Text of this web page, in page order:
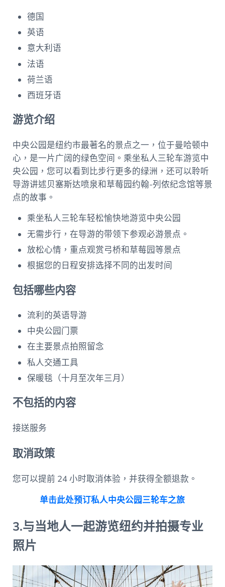
德国
英语
意大利语
法语
荷兰语
西班牙语
游览介绍
中央公园是纽约市最著名的景点之一，位于曼哈顿中
心，是一片广阔的绿色空间。乘坐私人三轮车游览中
央公园，您可以看到比步行更多的绿洲，还可以聆听
导游讲述贝塞斯达喷泉和草莓园约翰-列侬纪念馆等景
点的故事。
乘坐私人三轮车轻松愉快地游览中央公园
无需步行，在导游的带领下参观必游景点。
放松心情，重点观赏弓桥和草莓园等景点
根据您的日程安排选择不同的出发时间
包括哪些内容
流利的英语导游
中央公园门票
在主要景点拍照留念
私人交通工具
保暖毯（十月至次年三月）
不包括的内容
接送服务
取消政策
您可以提前 24 小时取消体验，并获得全额退款。
单击此处预订私人中央公园三轮车之旅
3.与当地人一起游览纽约并拍摄专业
照片